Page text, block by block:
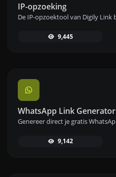
IP-opzoeking
9,445
WhatsApp Link Generator
9,142